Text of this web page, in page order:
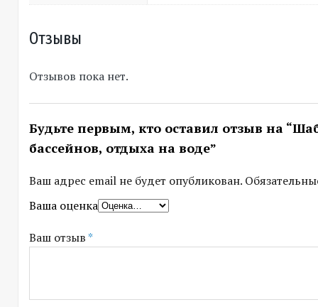
Отзывы
Отзывов пока нет.
Будьте первым, кто оставил отзыв на
бассейнов, отдыха на воде”
Ваш адрес email не будет опубликован.
Ваша оценка
Ваш отзыв*